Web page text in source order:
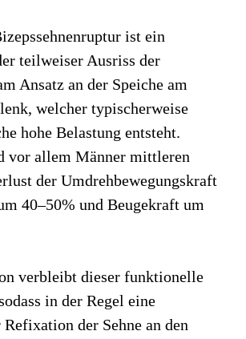
ist ein
teilweiser Ausriss der
Ansatz an der Speiche am
welcher typischerweise
hohe Belastung entsteht.
vor allem Männer mittleren
der Umdrehbewegungskraft
40–50% und Beugekraft um
verbleibt dieser funktionelle
in der Regel eine
der Sehne an den